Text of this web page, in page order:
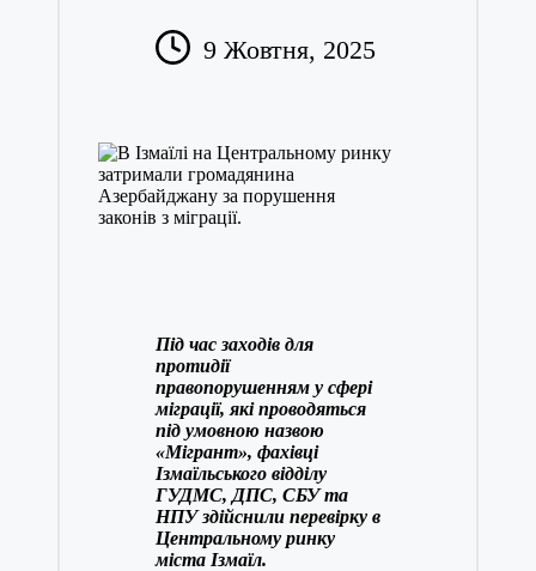
9 Жовтня, 2025
Під час заходів для
протидії
правопорушенням у сфері
міграції, які проводяться
під умовною назвою
«Мігрант», фахівці
Ізмаїльського відділу
ГУДМС, ДПС, СБУ та
НПУ здійснили перевірку в
Центральному ринку
міста Ізмаїл.